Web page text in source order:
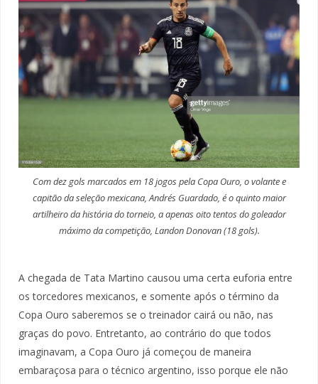
Com dez gols marcados em 18 jogos pela Copa Ouro, o volante e
capitão da seleção mexicana, Andrés Guardado, é o quinto maior
artilheiro da história do torneio, a apenas oito tentos do goleador
máximo da competição, Landon Donovan (18 gols).
A chegada de Tata Martino causou uma certa euforia entre
os torcedores mexicanos, e somente após o término da
Copa Ouro saberemos se o treinador cairá ou não, nas
graças do povo. Entretanto, ao contrário do que todos
imaginavam, a Copa Ouro já começou de maneira
embaraçosa para o técnico argentino, isso porque ele não